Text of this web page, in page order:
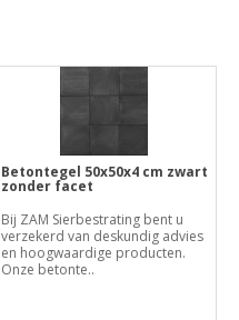
Betontegel 50x50x4 cm zwart
zonder facet
Bij ZAM Sierbestrating bent u
verzekerd van deskundig advies
en hoogwaardige producten.
Onze betonte..